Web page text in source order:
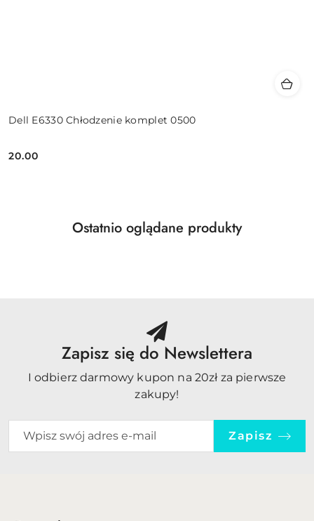
Dell E6330 Chłodzenie komplet 0500
Cena:
20.00
Pomiń karuzelę produktów
Produkty
Ostatnio oglądane produkty
Zapisz się do Newslettera
I odbierz darmowy kupon na 20zł za pierwsze
zakupy!
Zapisz